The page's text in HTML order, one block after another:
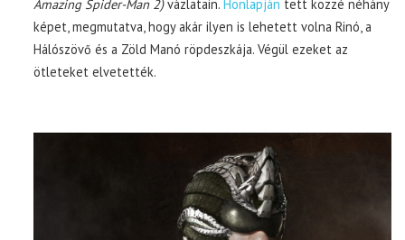
Amazing Spider-Man 2)vázlatain.Honlapján tett közzé néhány
képet, megmutatva, hogy akár ilyen is lehetett volna Rinó, a
Hálószövő és a Zöld Manó röpdeszkája. Végül ezeket az
ötleteket elvetették.